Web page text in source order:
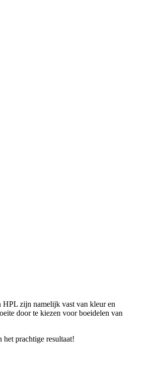
HPL zijn namelijk vast van kleur en
door te kiezen voor boeidelen van
prachtige resultaat!